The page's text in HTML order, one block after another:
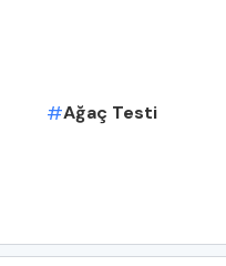
#Ağaç Testi